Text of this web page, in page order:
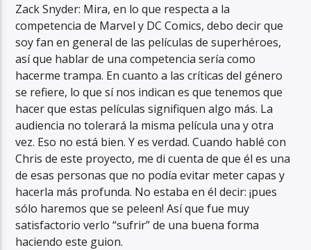
Zack Snyder: Mira, en lo que respecta a la
competencia de Marvel y DC Comics, debo decir que
soy fan en general de las películas de superhéroes,
así que hablar de una competencia sería como
hacerme trampa. En cuanto a las críticas del género
se refiere, lo que sí nos indican es que tenemos que
hacer que estas películas signifiquen algo más. La
audiencia no tolerará la misma película una y otra
vez. Eso no está bien. Y es verdad. Cuando hablé con
Chris de este proyecto, me di cuenta de que él es una
de esas personas que no podía evitar meter capas y
hacerla más profunda. No estaba en él decir: ¡pues
sólo haremos que se peleen! Así que fue muy
satisfactorio verlo “sufrir” de una buena forma
haciendo este guion.